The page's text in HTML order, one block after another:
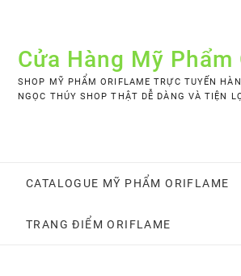
contentCửa Hàng Mỹ
SHOP MỸ PHẨM ORIFLAME TRỰC TUYẾN
NGỌC THÚY SHOP THẬT DỄ DÀNG VÀ TIỆN
CATALOGUE MỸ PHẨM ORIFLAME
TRANG ĐIỂM ORIFLAME